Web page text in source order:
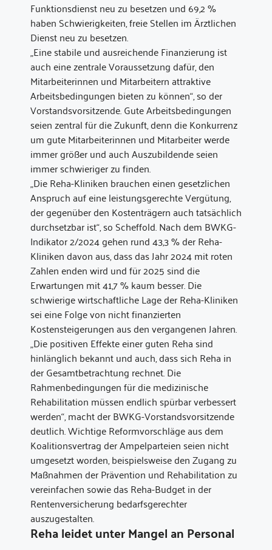
Funktionsdienst neu zu besetzen und 69,2 %
haben Schwierigkeiten, freie Stellen im Ärztlichen
Dienst neu zu besetzen.
„Eine stabile und ausreichende Finanzierung ist
auch eine zentrale Voraussetzung dafür, den
Mitarbeiterinnen und Mitarbeitern attraktive
Arbeitsbedingungen bieten zu können“, so der
Vorstandsvorsitzende. Gute Arbeitsbedingungen
seien zentral für die Zukunft, denn die Konkurrenz
um gute Mitarbeiterinnen und Mitarbeiter werde
immer größer und auch Auszubildende seien
immer schwieriger zu finden.
„Die Reha-Kliniken brauchen einen gesetzlichen
Anspruch auf eine leistungsgerechte Vergütung,
der gegenüber den Kostenträgern auch tatsächlich
durchsetzbar ist“, so Scheffold. Nach dem BWKG-
Indikator 2/2024 gehen rund 43,3 % der Reha-
Kliniken davon aus, dass das Jahr 2024 mit roten
Zahlen enden wird und für 2025 sind die
Erwartungen mit 41,7 % kaum besser. Die
schwierige wirtschaftliche Lage der Reha-Kliniken
sei eine Folge von nicht finanzierten
Kostensteigerungen aus den vergangenen Jahren.
„Die positiven Effekte einer guten Reha sind
hinlänglich bekannt und auch, dass sich Reha in
der Gesamtbetrachtung rechnet. Die
Rahmenbedingungen für die medizinische
Rehabilitation müssen endlich spürbar verbessert
werden“, macht der BWKG-Vorstandsvorsitzende
deutlich. Wichtige Reformvorschläge aus dem
Koalitionsvertrag der Ampelparteien seien nicht
umgesetzt worden, beispielsweise den Zugang zu
Maßnahmen der Prävention und Rehabilitation zu
vereinfachen sowie das Reha-Budget in der
Rentenversicherung bedarfsgerechter
auszugestalten.
Reha leidet unter Mangel an Personal